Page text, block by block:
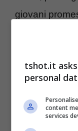
giovani
L’annuncio
tshot.it
personal
content
services